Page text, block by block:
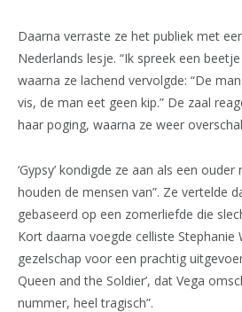
Daarna verraste ze het publiek met
Nederlands lesje. “Ik spreek een
waarna ze lachend vervolgde: “De
vis, de man eet geen kip.” De zaal
haar poging, waarna ze weer
‘Gypsy’ kondigde ze aan als een
houden de mensen van”. Ze vertelde
gebaseerd op een zomerliefde die
Kort daarna voegde celliste Stephanie
gezelschap voor een prachtig
Queen and the Soldier’, dat Vega
nummer, heel tragisch”.